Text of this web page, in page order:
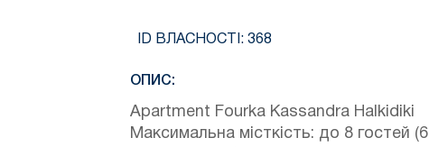
ID ВЛАСНОСТІ: 368
ОПИС:
Apartment Fourka Kassandra Halkidiki
Максимальна місткість: до 8 гостей (6